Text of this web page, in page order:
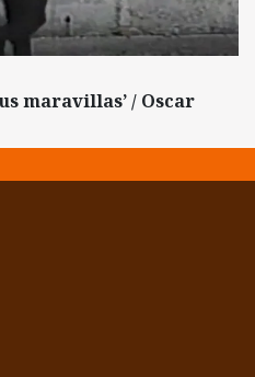
maravillas’ / Oscar